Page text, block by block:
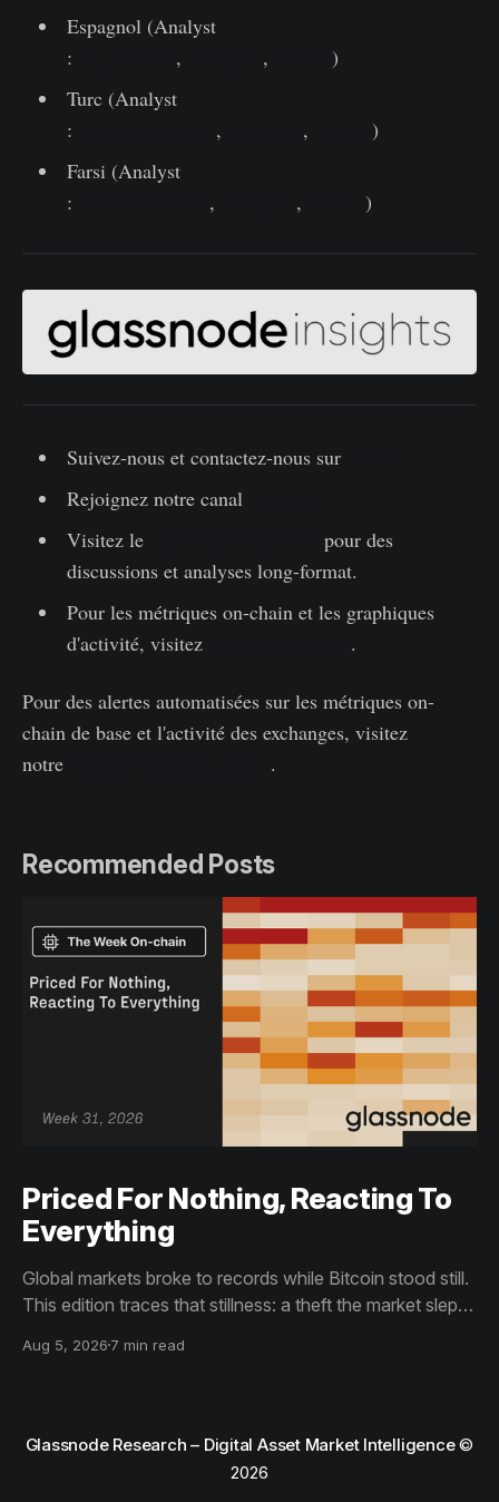
Espagnol (Analyst
:
, ,
)
Turc (Analyst
:
, ,
)
Farsi (Analyst
:
, , )
Suivez-nous et contactez-nous sur
Rejoignez notre canal
Visitez le
pour des
discussions et analyses long-format.
Pour les métriques on-chain et les graphiques
d'activité, visitez
.
Pour des alertes automatisées sur les métriques on-
chain de base et l'activité des exchanges, visitez
notre
.
Recommended Posts
Priced For Nothing, Reacting To
Everything
Global markets broke to records while Bitcoin stood still.
This edition traces that stillness: a theft the market slept
than capitulation, and an options market priced for
Aug 5, 2026 7 min read
Glassnode Research – Digital Asset Market Intelligence©
2026